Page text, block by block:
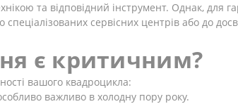
та відповідний інструмент. Однак, для
сервісних центрів або до
є критичним?
вашого квадроцикла:
важливо в холодну пору року.